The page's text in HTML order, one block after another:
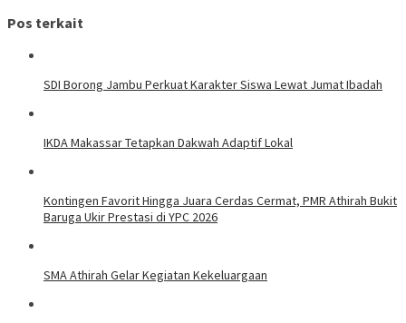
Pos terkait
SDI Borong Jambu Perkuat Karakter Siswa Lewat Jumat Ibadah
IKDA Makassar Tetapkan Dakwah Adaptif Lokal
Kontingen Favorit Hingga Juara Cerdas Cermat, PMR Athirah Bukit
Baruga Ukir Prestasi di YPC 2026
SMA Athirah Gelar Kegiatan Kekeluargaan